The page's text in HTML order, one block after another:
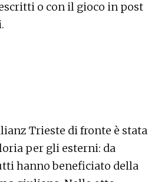
o con il gioco in post
Trieste di fronte è stata
per gli esterni: da
hanno beneficiato della